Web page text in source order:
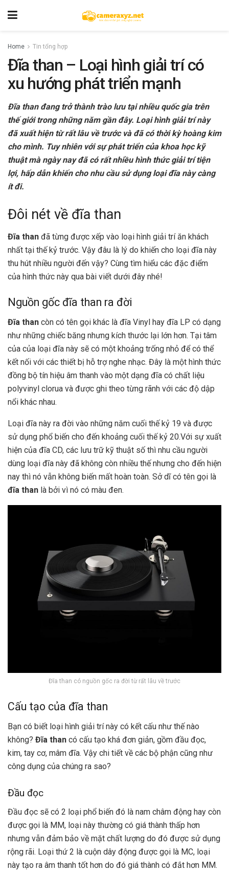
Home Tin tổng hợp
Đĩa than – Loại hình giải trí có
xu hướng phát triển mạnh
Đĩa than đang trở thành trào lưu tại nhiều quốc gia trên
thế giới trong những năm gần đây. Loại hình giải trí này
đã xuất hiện từ rất lâu về trước và đã có thời kỳ hoàng kim
cho mình. Tuy nhiên với sự phát triển của khoa học kỹ
thuật mà ngày nay đã có rất nhiều hình thức giải trí tiện
lợi, hấp dẫn khiến cho nhu cầu sử dụng loại đĩa này càng
ít đi.
Đôi nét về đĩa than
Đĩa than đã từng được xếp vào loại hình giải trí ăn khách
nhất tại thế kỷ trước. Vậy đâu là lý do khiến cho loại đĩa này
thu hút nhiều người đến vậy? Cùng tìm hiểu các đặc điểm
của hình thức này qua bài viết dưới đây nhé!
Nguồn gốc đĩa than ra đời
Đĩa than còn có tên gọi khác là đĩa Vinyl hay đĩa LP có dạng
như những chiếc băng nhưng kích thước lại lớn hơn. Tại tâm
của của loại đĩa này sẽ có một khoảng trống nhỏ để có thể
kết nối với các thiết bị hỗ trợ nghe nhạc. Đây là một hình thức
đồng bộ tín hiệu âm thanh vào một dạng đĩa có chất liệu
polyvinyl clorua và được ghi theo từng rãnh với các độ dập
nổi khác nhau.
Loại đĩa này ra đời vào những năm cuối thế kỷ 19 và được
sử dụng phổ biến cho đến khoảng cuối thế kỷ 20.Với sự xuất
hiện của đĩa CD, các lưu trữ kỹ thuật số thì nhu cầu người
dùng loại đĩa này đã không còn nhiều thế nhưng cho đến hiện
nay thì nó vẫn không biến mất hoàn toàn. Sở dĩ có tên gọi là
đĩa than là bởi vì nó có màu đen.
Đĩa than có nguồn gốc ra đời từ rất lâu về trước
Cấu tạo của đĩa than
Bạn có biết loại hình giải trí này có kết cấu như thế nào
không? Đĩa than có cấu tạo khá đơn giản, gồm đầu đọc,
kim, tay cơ, mâm đĩa. Vậy chi tiết về các bộ phận cũng như
công dụng của chúng ra sao?
Đầu đọc
Đầu đọc sẽ có 2 loại phổ biến đó là nam châm động hay còn
được gọi là MM, loại này thường có giá thành thấp hơn
nhưng vẫn đảm bảo về mặt chất lượng do đó được sử dụng
rộng rãi. Loại thứ 2 là cuộn dây động được gọi là MC, loại
này tạo ra âm thanh tốt hơn do đó giá thành có đắt hơn MM.